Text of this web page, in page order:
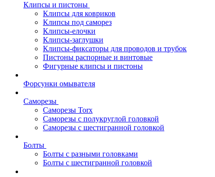
Клипсы и пистоны
Клипсы для ковриков
Клипсы под саморез
Клипсы-елочки
Клипсы-заглушки
Клипсы-фиксаторы для проводов и трубок
Пистоны распорные и винтовые
Фигурные клипсы и пистоны
Форсунки омывателя
Саморезы
Саморезы Torx
Саморезы с полукруглой головкой
Саморезы с шестигранной головкой
Болты
Болты с разными головками
Болты с шестигранной головкой